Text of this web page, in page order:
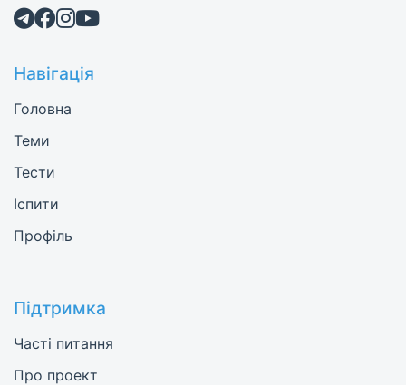
Навігація
Головна
Теми
Тести
Іспити
Профіль
Підтримка
Часті питання
Про проект